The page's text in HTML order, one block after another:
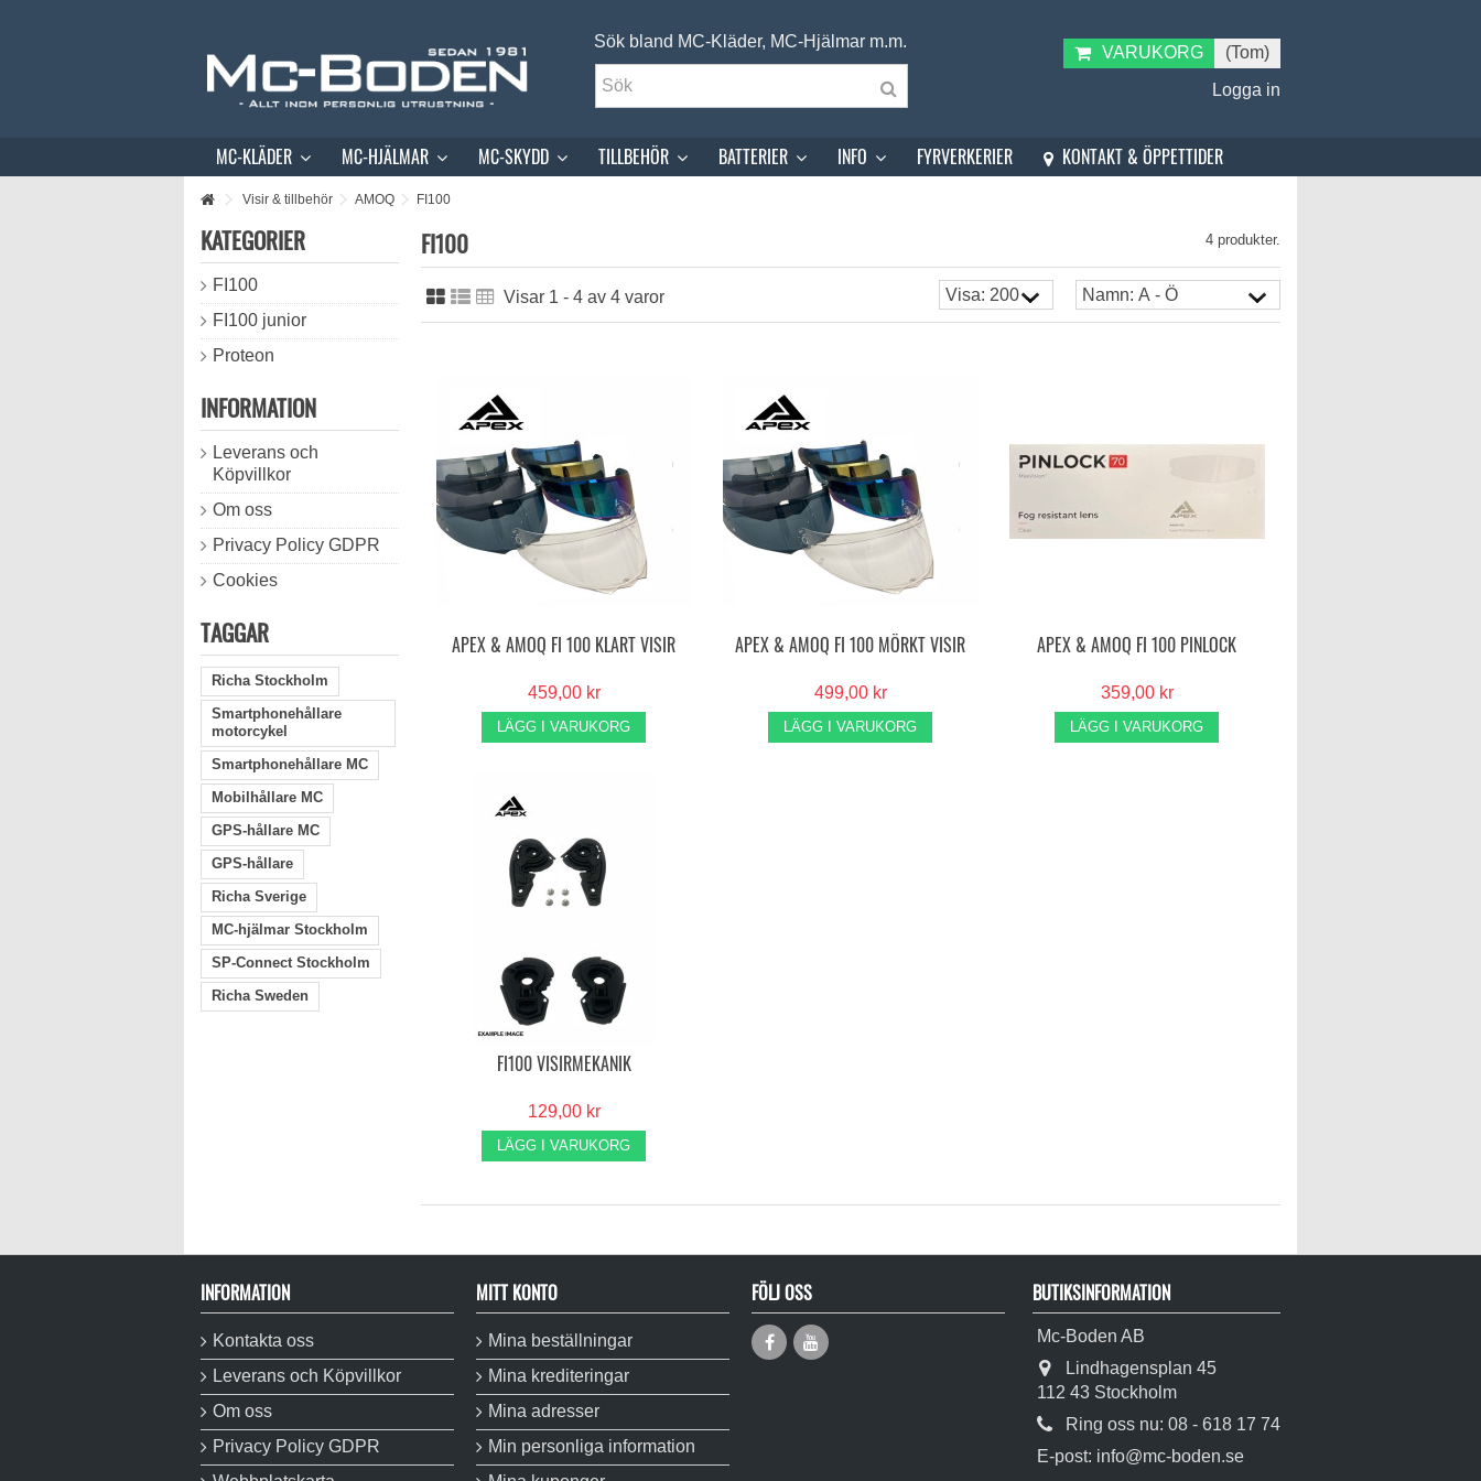
Sök bland MC-Kläder, MC-Hjälmar m.m.
VARUKORG
(Tom)
Logga in
MC-KLÄDER MC-HJÄLMAR MC-SKYDD TILLBEHÖR BATTERIER INFO FYRVERKERIER KONTAKT & ÖPPETTIDER
Visir & tillbehör AMOQ FI100
FI100 4 produkter.
Visar 1 - 4 av 4 varor
APEX & AMOQ FI 100 KLART VISIR
459,00 kr
LÄGG I VARUKORG
APEX & AMOQ FI 100 MÖRKT VISIR
499,00 kr
LÄGG I VARUKORG
APEX & AMOQ FI 100 PINLOCK
359,00 kr
LÄGG I VARUKORG
FI100 VISIRMEKANIK
129,00 kr
LÄGG I VARUKORG
KATEGORIER
FI100
FI100 junior
Proteon
INFORMATION
Leverans och
Köpvillkor
Om oss
Privacy Policy GDPR
Cookies
TAGGAR
Richa Stockholm
Smartphonehållare
motorcykel
Smartphonehållare MC
Mobilhållare MC
GPS-hållare MC
GPS-hållare
Richa Sverige
MC-hjälmar Stockholm
SP-Connect Stockholm
Richa Sweden
INFORMATION
Kontakta oss
Leverans och Köpvillkor
Om oss
Privacy Policy GDPR
MITT KONTO
Mina beställningar
Mina krediteringar
Mina adresser
Min personliga information
FÖLJ OSS BUTIKSINFORMATION
Mc-Boden AB
Lindhagensplan 45
112 43 Stockholm
Ring oss nu: 08 - 618 17 74
E-post: info@mc-boden.se